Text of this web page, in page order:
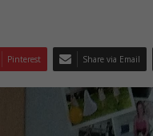
Pinterest Share via Email